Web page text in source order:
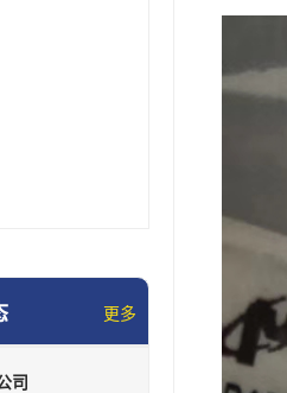
更多
司